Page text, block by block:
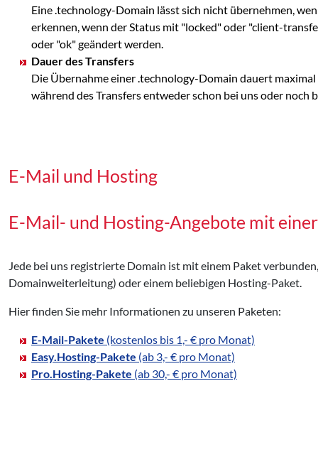
Eine .technology-Domain lässt sich nicht übernehmen,
erkennen, wenn der Status mit "locked" oder "client-
oder "ok" geändert werden.
Dauer des Transfers
Die Übernahme einer .technology-Domain dauert
während des Transfers entweder schon bei uns oder noch
E-Mail und Hosting
E-Mail- und Hosting-Angebote mit
Jede bei uns registrierte Domain ist mit einem Paket
Domainweiterleitung) oder einem beliebigen Hosting-Paket.
Hier finden Sie mehr Informationen zu unseren Paketen:
E-Mail-Pakete (kostenlos bis 1,- € pro Monat)
Easy.Hosting-Pakete (ab 3,- € pro Monat)
Pro.Hosting-Pakete (ab 30,- € pro Monat)